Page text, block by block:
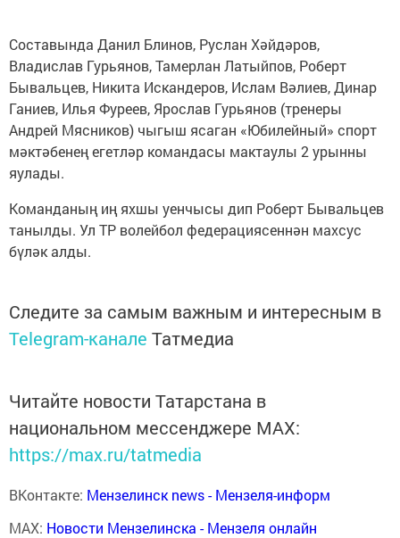
Составында Данил Блинов, Руслан Хәйдәров,
Владислав Гурьянов, Тамерлан Латыйпов, Роберт
Бывальцев, Никита Искандеров, Ислам Вәлиев, Динар
Ганиев, Илья Фуреев, Ярослав Гурьянов (тренеры
Андрей Мясников) чыгыш ясаган «Юбилейный» спорт
мәктәбенең егетләр командасы мактаулы 2 урынны
яулады.
Команданың иң яхшы уенчысы дип Роберт Бывальцев
танылды. Ул ТР волейбол федерациясеннән махсус
бүләк алды.
Следите за самым важным и интересным в
Telegram-канале Татмедиа
Читайте новости Татарстана в
национальном мессенджере MАХ:
https://max.ru/tatmedia
ВКонтакте: Мензелинск news - Мензеля-информ
MAX: Новости Мензелинска - Мензеля онлайн